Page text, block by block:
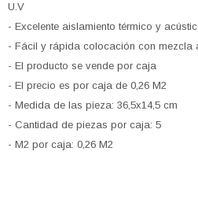
U.V
- Excelente aislamiento térmico y
- Fácil y rápida colocación con mezcla
- El producto se vende por caja
- El precio es por caja de 0,26 M2
- Medida de las pieza: 36,5x14,5 cm
- Cantidad de piezas por caja: 5
- M2 por caja: 0,26 M2